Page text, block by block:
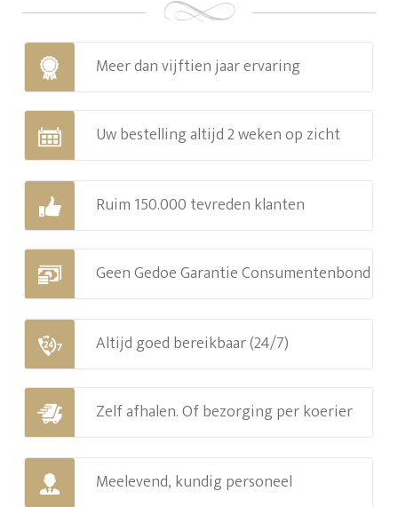
Meer dan vijftien jaar ervaring
Uw bestelling altijd 2 weken op zicht
Ruim 150.000 tevreden klanten
Geen Gedoe Garantie Consumentenbond
Altijd goed bereikbaar (24/7)
Zelf afhalen. Of bezorging per koerier
Meelevend, kundig personeel